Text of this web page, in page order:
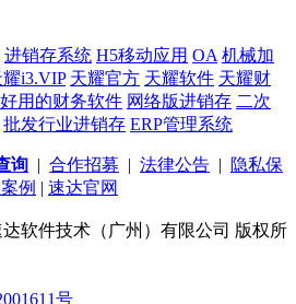
进销存系统 H5移动应用 OA 机械加
耀i3.VIP 天耀官方 天耀软件 天耀财
用的财务软件 网络版进销存 二次
批发行业进销存 ERP管理系统
询 | 合作招募 | 法律公告 |
隐私保
例 | 速达官网
达软件技术（广州）有限公司 版权所
号